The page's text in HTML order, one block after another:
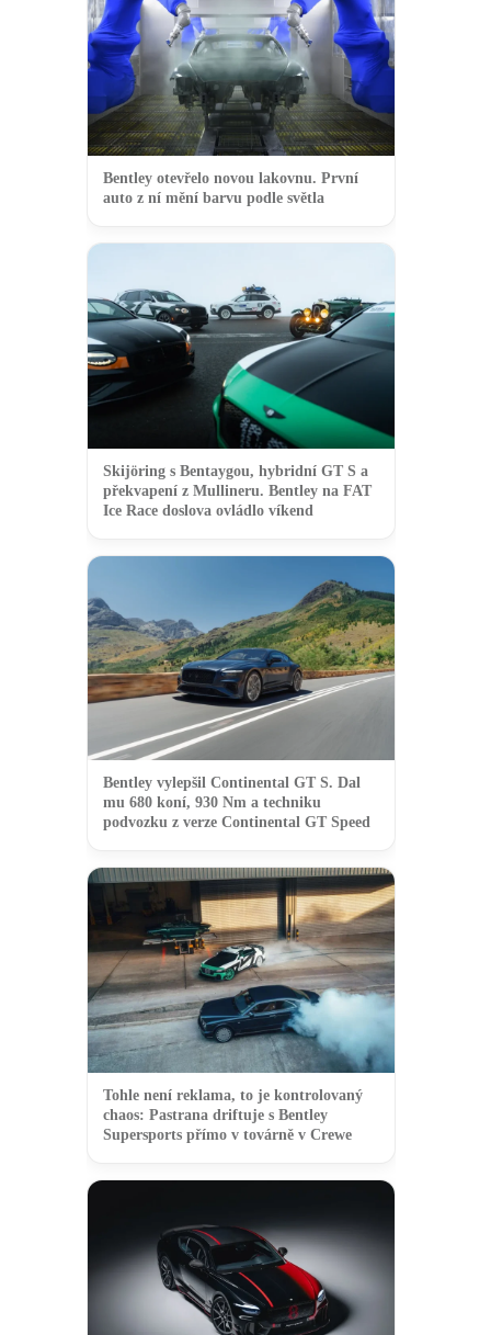
Bentley otevřelo novou lakovnu. První
auto z ní mění barvu podle světla
Skijöring s Bentaygou, hybridní GT S a
překvapení z Mullineru. Bentley na FAT
Ice Race doslova ovládlo víkend
Bentley vylepšil Continental GT S. Dal
mu 680 koní, 930 Nm a techniku
podvozku z verze Continental GT Speed
Tohle není reklama, to je kontrolovaný
chaos: Pastrana driftuje s Bentley
Supersports přímo v továrně v Crewe